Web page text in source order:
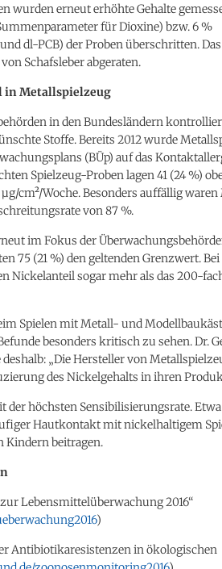
wurden erneut erhöhte Gehalte
für Dioxine) bzw. 6 %
dl-PCB) der Proben überschritten.
Schafsleber abgeraten.
in Metallspielzeug
in den Bundesländern
Stoffe. Bereits 2012 wurde
(BÜp) auf das
Spielzeug-Proben lagen 41 (24 %)
cm²/Woche. Besonders auffällig
von 87 %.
im Fokus der
75 (21 %) den geltenden Grenzwert.
Nickelanteil sogar mehr als das 200-
Spielen mit Metall- und
besonders kritisch zu sehen. Dr.
„Die Hersteller von
des Nickelgehalts in ihren
höchsten Sensibilisierungsrate.
Hautkontakt mit nickelhaltigem
Kindern beitragen.
Lebensmittelüberwachung 2016“
)
Antibiotikaresistenzen in ökologischen